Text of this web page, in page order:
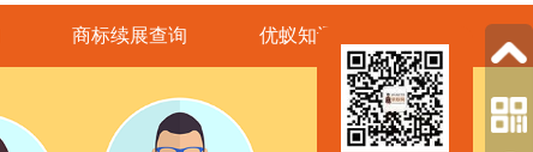
商标续展查询 优蚁知讯